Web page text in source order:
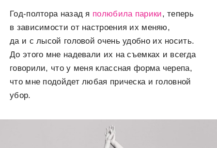
Год-полтора назад я полюбила парики, теперь
в зависимости от настроения их меняю,
да и с лысой головой очень удобно их носить.
До этого мне надевали их на съемках и всегда
говорили, что у меня классная форма черепа,
что мне подойдет любая прическа и головной
убор.